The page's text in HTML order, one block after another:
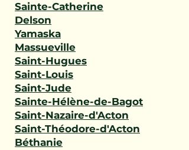
Sainte-Catherine
Delson
Yamaska
Massueville
Saint-Hugues
Saint-Louis
Saint-Jude
Sainte-Hélène-de-Bagot
Saint-Nazaire-d'Acton
Saint-Théodore-d'Acton
Béthanie